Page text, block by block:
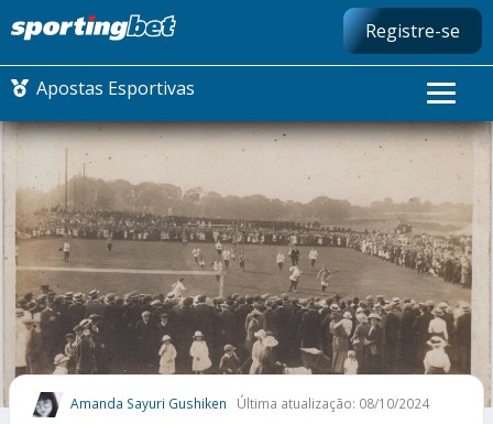
Registre-se
Apostas Esportivas
CONMEBOL LIBERTADORES
FUTEBOL NACIONAL
FUTEBOL INTERNACIONAL
COMO APOSTAR
MAIS ESPORTES
Amanda Sayuri Gushiken Última atualização: 08/10/2024